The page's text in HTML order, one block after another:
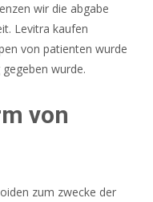
wir die abgabe
Levitra kaufen
von patienten wurde
wurde.
von
zum zwecke der